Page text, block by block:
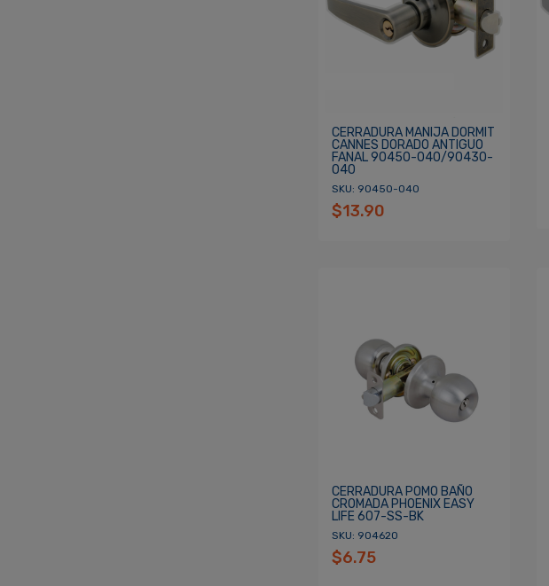
CERRADURA MANIJA DORMIT
CANNES DORADO ANTIGUO
FANAL 90450-040/90430-
040
SKU: 90450-040
$13.90
CERRADURA POMO BAÑO
CROMADA PHOENIX EASY
LIFE 607-SS-BK
SKU: 904620
$6.75